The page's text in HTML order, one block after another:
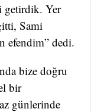
getirdik. Yer
Sami
efendim” dedi.
bize doğru
bir
günlerinde